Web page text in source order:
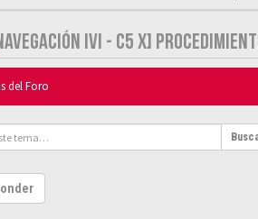
IVI - C5 X]
del Foro